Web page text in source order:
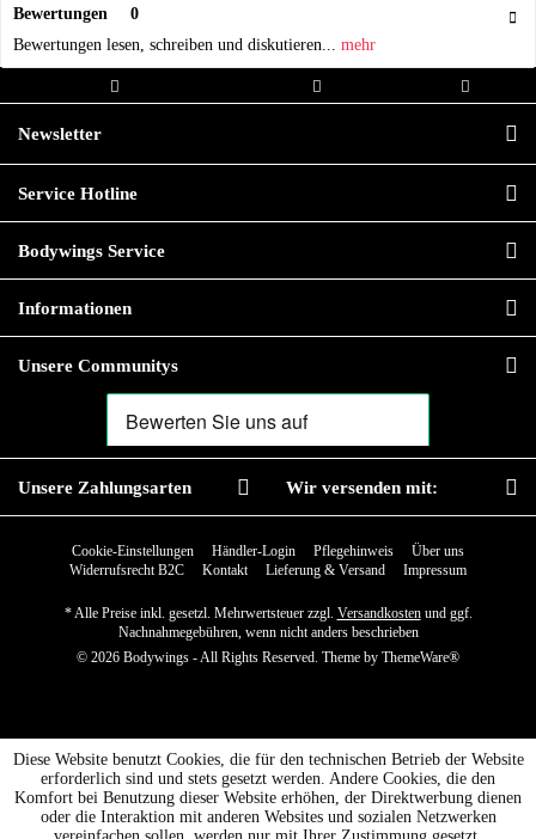
Bewertungen
0
Bewertungen lesen, schreiben und diskutieren... mehr
Bestellwert
Newsletter
Service Hotline
Bodywings Service
Informationen
Unsere Communitys
Unsere Zahlungsarten Wir versenden mit:
Cookie-Einstellungen Händler-Login Pflegehinweis
Über uns
Widerrufsrecht B2C
Kontakt Lieferung & Versand Impressum
* Alle Preise inkl. gesetzl. Mehrwertsteuer zzgl. Versandkostenund ggf.
Nachnahmegebühren, wenn nicht anders beschrieben
© 2026 Bodywings - All Rights Reserved. Theme by ThemeWare®
Diese Website benutzt Cookies, die für den technischen Betrieb der Website
erforderlich sind und stets gesetzt werden. Andere Cookies, die den
Komfort bei Benutzung dieser Website erhöhen, der Direktwerbung dienen
oder die Interaktion mit anderen Websites und sozialen Netzwerken